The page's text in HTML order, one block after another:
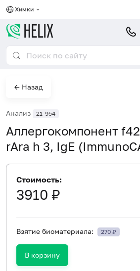
Химки
← Назад
Анализ 21-954
Аллергокомпонент
rAra h 3, IgE
Стоимость:
3910 ₽
Взятие биоматериала: 270 ₽
В корзину